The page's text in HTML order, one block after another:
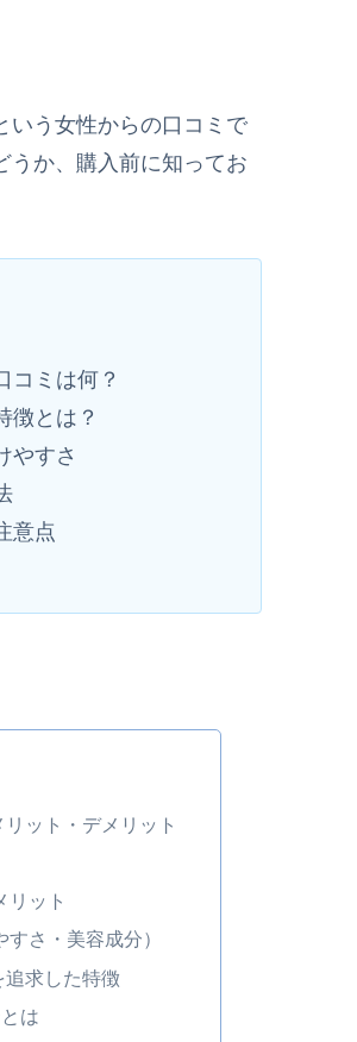
いう女性からの口コミで
うか、購入前に知ってお
コミは何？
徴とは？
やすさ
意点
ット・デメリット
リット
さ・美容成分）
求した特徴
は